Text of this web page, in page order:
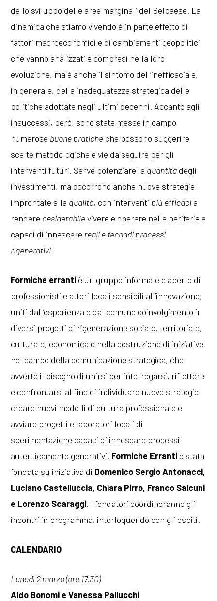
dello sviluppo delle aree marginali del Belpaese. La
dinamica che stiamo vivendo è in parte effetto di
fattori macroeconomici e di cambiamenti geopolitici
che vanno analizzati e compresi nella loro
evoluzione, ma è anche il sintomo dell’inefficacia e,
in generale, della inadeguatezza strategica delle
politiche adottate negli ultimi decenni. Accanto agli
insuccessi, però, sono state messe in campo
numerose buone pratiche che possono suggerire
scelte metodologiche e vie da seguire per gli
interventi futuri. Serve potenziare la quantità degli
investimenti, ma occorrono anche nuove strategie
improntate alla qualità, con interventi più efficacia
rendere desiderabilevivere e operare nelle periferie e
capaci di innescare reali e fecondi processi
rigenerativi.
Formiche erranti è un gruppo informale e aperto di
professionisti e attori locali sensibili all’innovazione,
uniti dall’esperienza e dal comune coinvolgimento in
diversi progetti di rigenerazione sociale, territoriale,
culturale, economica e nella costruzione di iniziative
nel campo della comunicazione strategica, che
avverte il bisogno di unirsi per interrogarsi, riflettere
e confrontarsi al fine di individuare nuove strategie,
creare nuovi modelli di cultura professionale e
avviare progetti e laboratori locali di
sperimentazione capaci di innescare processi
autenticamente generativi. Formiche Erranti è stata
fondata su iniziativa di Domenico Sergio Antonacci,
Luciano Castelluccia, Chiara Pirro, Franco Salcuni
e Lorenzo Scaraggi. I fondatori coordineranno gli
incontri in programma, interloquendo con gli ospiti.
CALENDARIO
Lunedì 2 marzo (ore 17.30)
Aldo Bonomi e Vanessa Pallucchi